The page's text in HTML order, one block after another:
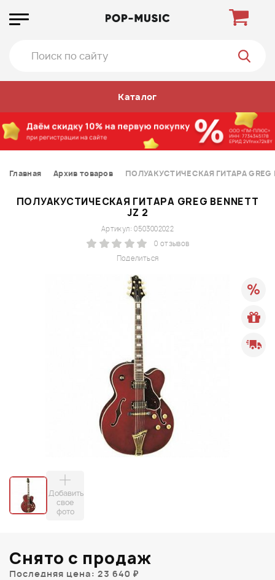
Каталог
Главная Архив товаров ПОЛУАКУСТИЧЕСКАЯ ГИТАРА GREG
ПОЛУАКУСТИЧЕСКАЯ ГИТАРА GREG BENNETT
JZ 2
Поделиться
Артикул: 0503002022
0 отзывов
Добавить
свое
фото
Снято с продаж
Последняя цена: 23 640 ₽